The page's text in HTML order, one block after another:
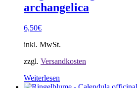
archangelica
6,50€
inkl. MwSt.
zzgl. Versandkosten
Weiterlesen